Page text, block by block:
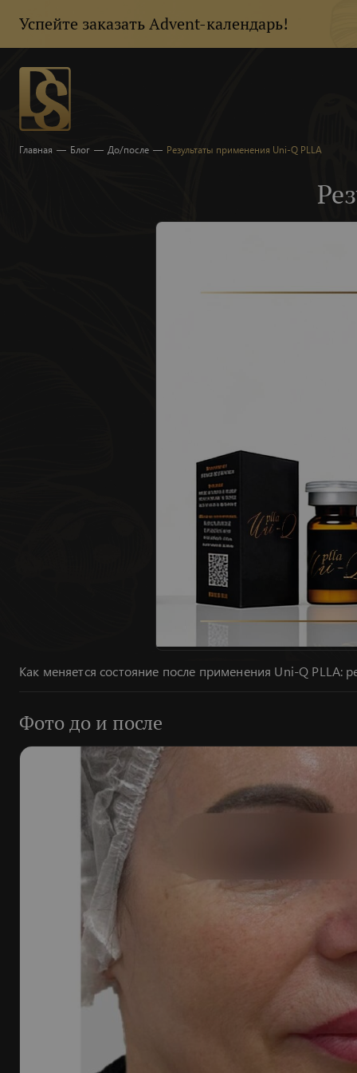
Успейте заказать Advent-календарь!
Главная — Блог — До/после — Результаты применения Uni-Q PLLA
Как меняется состояние после применения Uni-Q PLLA:
Фото до и после